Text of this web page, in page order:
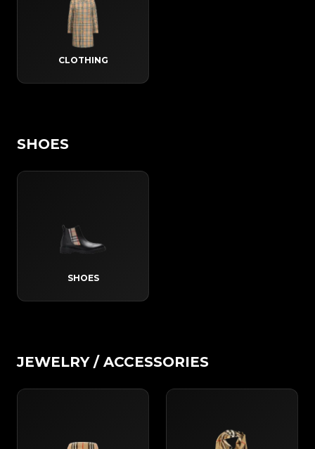
CLOTHING
SHOES
SHOES
JEWELRY / ACCESSORIES